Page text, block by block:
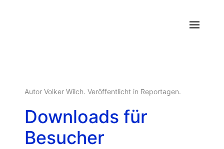
Autor Volker Wilch. Veröffentlicht in Reportagen.
Downloads für
Besucher